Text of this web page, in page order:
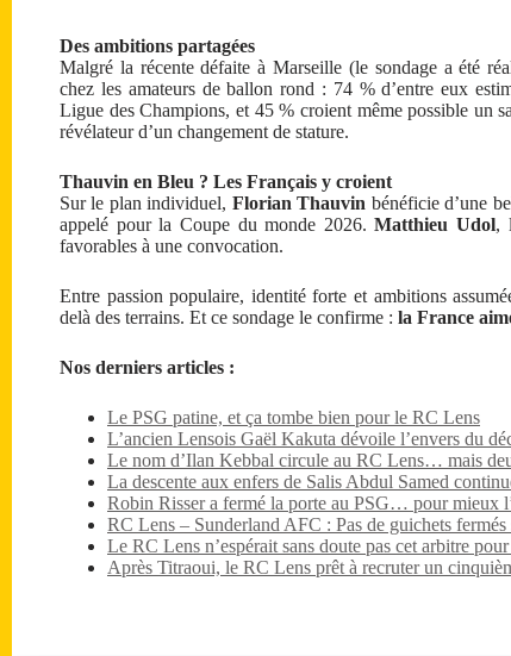
Des ambitions partagées
Malgré la récente défaite à Marseille (le sondage a été
chez les amateurs de ballon rond : 74 % d’entre eux
Ligue des Champions, et 45 % croient même possible un
révélateur d’un changement de stature.
Thauvin en Bleu ? Les Français y croient
Sur le plan individuel, Florian Thauvin bénéficie d’une
appelé pour la Coupe du monde 2026.Matthieu Udol,
favorables à une convocation.
Entre passion populaire, identité forte et ambitions
delà des terrains. Et ce sondage le confirme : la France
Nos derniers articles :
Le PSG patine, et ça tombe bien pour le RC Lens
L’ancien Lensois Gaël Kakuta dévoile l’envers du
Le nom d’Ilan Kebbal circule au RC Lens… mais
La descente aux enfers de Salis Abdul Samed
Robin Risser a fermé la porte au PSG… pour mieux
RC Lens – Sunderland AFC : Pas de guichets fermés
Le RC Lens n’espérait sans doute pas cet arbitre
Après Titraoui, le RC Lens prêt à recruter un